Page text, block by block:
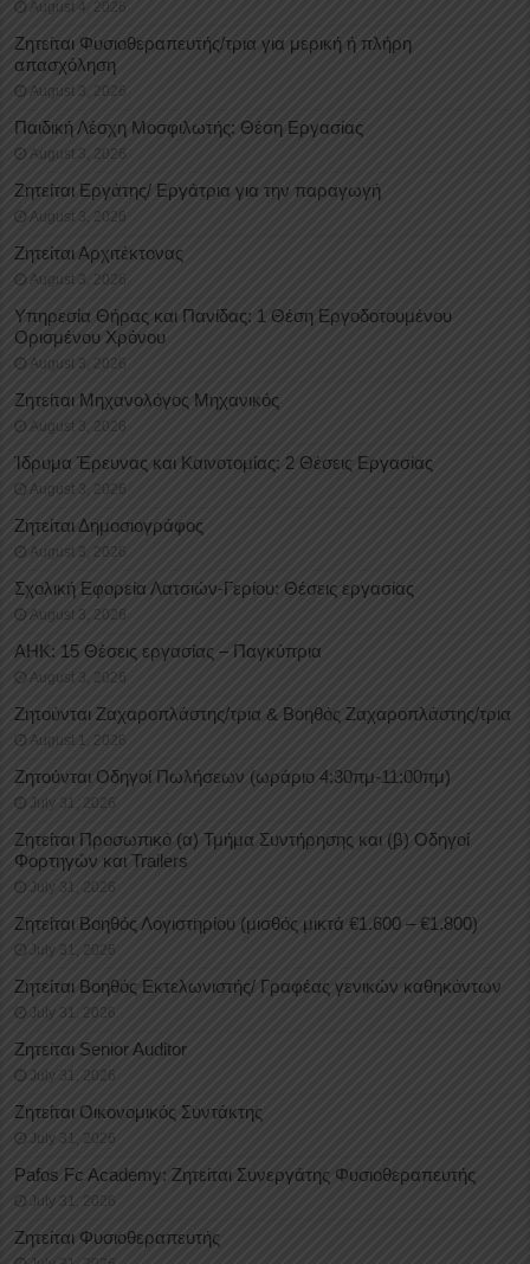
August 4, 2026
Ζητείται Φυσιοθεραπευτής/τρια για μερική ή πλήρη
απασχόληση
August 3, 2026
Παιδική Λέσχη Μοσφιλωτής: Θέση Εργασίας
August 3, 2026
Ζητείται Εργάτης/ Εργάτρια για την παραγωγή
August 3, 2026
Ζητείται Αρχιτέκτονας
August 3, 2026
Υπηρεσία Θήρας και Πανίδας: 1 Θέση Eργοδοτουμένου
Oρισμένου Xρόνου
August 3, 2026
Ζητείται Μηχανολόγος Μηχανικός
August 3, 2026
Ίδρυμα Έρευνας και Καινοτομίας: 2 Θέσεις Εργασίας
August 3, 2026
Ζητείται Δημοσιογράφος
August 3, 2026
Σχολική Εφορεία Λατσιών-Γερίου: Θέσεις εργασίας
August 3, 2026
ΑΗΚ: 15 Θέσεις εργασίας – Παγκύπρια
August 3, 2026
Ζητούνται Ζαχαροπλάστης/τρια & Βοηθός Ζαχαροπλάστης/τρια
August 1, 2026
Ζητούνται Οδηγοί Πωλήσεων (ωράριο 4:30πμ-11:00πμ)
July 31, 2026
Ζητείται Προσωπικό (α) Τμήμα Συντήρησης και (β) Οδηγοί
Φορτηγών και Trailers
July 31, 2026
Ζητείται Βοηθός Λογιστηρίου (μισθός μικτά €1.600 – €1.800)
July 31, 2026
Ζητείται Βοηθός Εκτελωνιστής/ Γραφέας γενικών καθηκόντων
July 31, 2026
Ζητείται Senior Auditor
July 31, 2026
Ζητείται Οικονομικός Συντάκτης
July 31, 2026
Pafos Fc Academy: Ζητείται Συνεργάτης Φυσιοθεραπευτής
July 31, 2026
Ζητείται Φυσιοθεραπευτής